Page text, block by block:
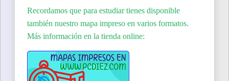
Recordamos que para estudiar tienes disponible
también nuestro mapa impreso en varios formatos.
Más información en la tienda online: